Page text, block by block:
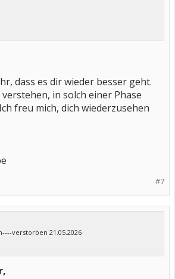
dass es dir wieder besser geht.
in solch einer Phase
freu mich, dich wiederzusehen
#7
verstorben 21.05.2026